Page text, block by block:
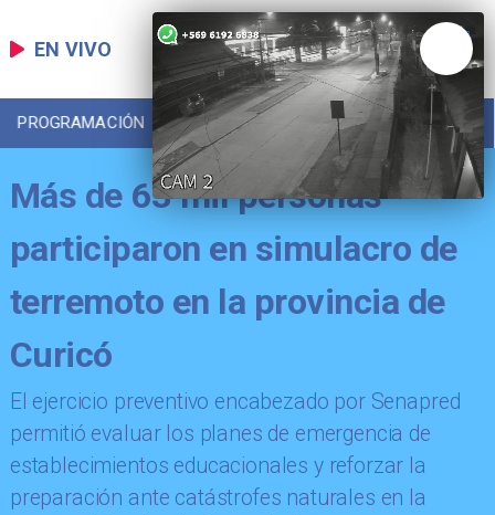
EN VIVO
PROGRAMACIÓN LOCAL DEPORTES
Más de 63 mil personas
participaron en simulacro de
terremoto en la provincia de
Curicó
​El ejercicio preventivo encabezado por Senapred
permitió evaluar los planes de emergencia de
establecimientos educacionales y reforzar la
preparación ante catástrofes naturales en la